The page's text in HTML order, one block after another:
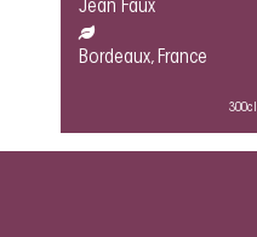
Jean Faux
Bordeaux, France
300cl